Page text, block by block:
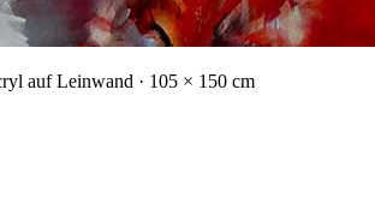
auf Leinwand · 105 × 150 cm